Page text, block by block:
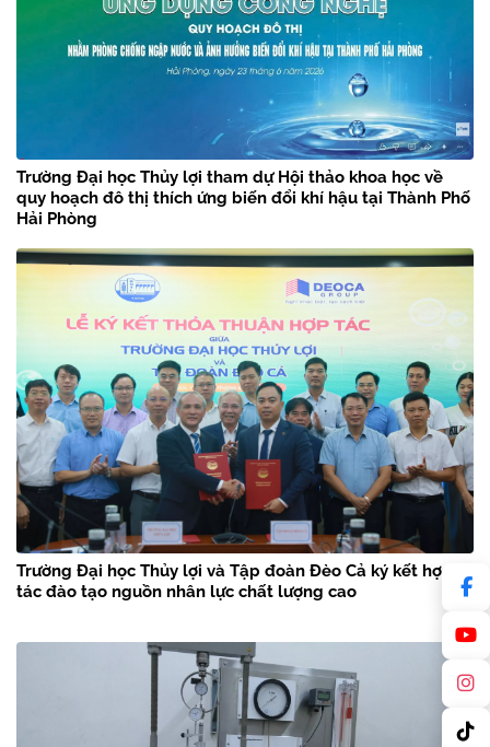
Trường Đại học Thủy lợi tham dự Hội thảo khoa học về
quy hoạch đô thị thích ứng biến đổi khí hậu tại Thành Phố
Hải Phòng
Trường Đại học Thủy lợi và Tập đoàn Đèo Cả ký kết hợp
tác đào tạo nguồn nhân lực chất lượng cao